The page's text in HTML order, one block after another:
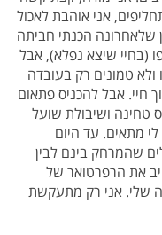
אני אוהבת לאכול
שלאחרונה הכנתי חביתה
(בחיי שיצא נפלא), אבל
ולא טמונים רק בעובדה
חיי. אבל להכניס פתאום
טחינה ושיבולת שועל
מתאים. עד היום
שהמרחק בינם לבין
את הרפרטואר של
שלי. אני רק מתעקשת